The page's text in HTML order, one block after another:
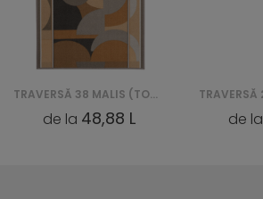
TRAVERSĂ 38 MALIS (TOAST) -
de la 48,88 L de la